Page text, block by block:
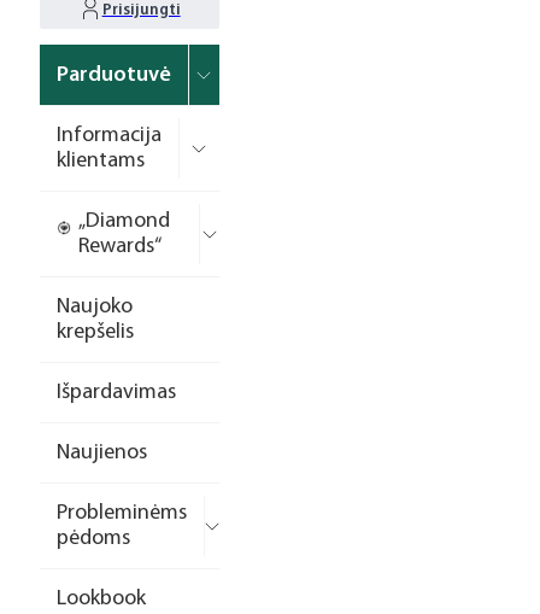
Prisijungti
Parduotuvė
Informacija
klientams
„Diamond
Rewards“
Naujoko
krepšelis
Išpardavimas
Naujienos
Probleminėms
pėdoms
Lookbook